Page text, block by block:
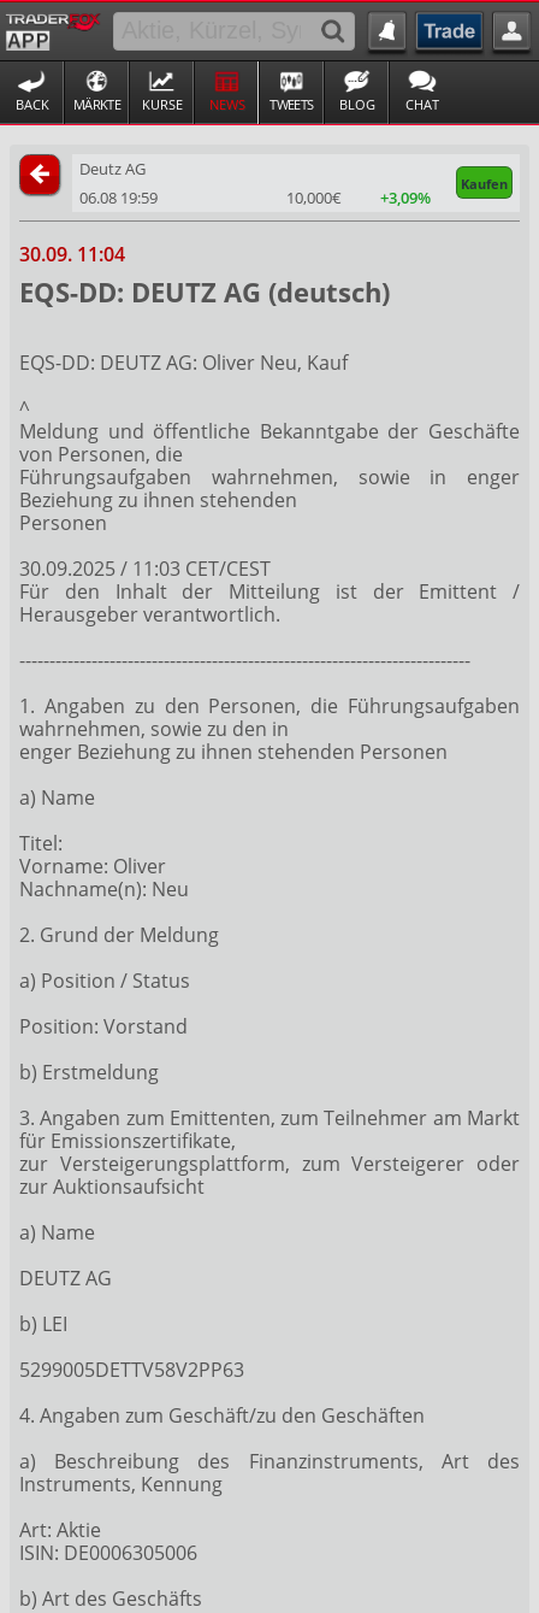
BACK MÄRKTE KURSE NEWS TWEETS BLOG CHAT
Deutz AG
Kaufen
06.08 19:59 10,000€ +3,09%
30.09. 11:04
EQS-DD: DEUTZ AG (deutsch)
EQS-DD: DEUTZ AG: Oliver Neu, Kauf
^
Meldung und öffentliche Bekanntgabe der Geschäfte
von Personen, die
Führungsaufgaben wahrnehmen, sowie in enger
Beziehung zu ihnen stehenden
Personen
30.09.2025 / 11:03 CET/CEST
Für den Inhalt der Mitteilung ist der Emittent /
Herausgeber verantwortlich.
---------------------------------------------------------------------------
1. Angaben zu den Personen, die Führungsaufgaben
wahrnehmen, sowie zu den in
enger Beziehung zu ihnen stehenden Personen
a) Name
Titel:
Vorname: Oliver
Nachname(n): Neu
2. Grund der Meldung
a) Position / Status
Position: Vorstand
b) Erstmeldung
3. Angaben zum Emittenten, zum Teilnehmer am Markt
für Emissionszertifikate,
zur Versteigerungsplattform, zum Versteigerer oder
zur Auktionsaufsicht
a) Name
DEUTZ AG
b) LEI
5299005DETTV58V2PP63
4. Angaben zum Geschäft/zu den Geschäften
a) Beschreibung des Finanzinstruments, Art des
Instruments, Kennung
Art: Aktie
ISIN: DE0006305006
b) Art des Geschäfts